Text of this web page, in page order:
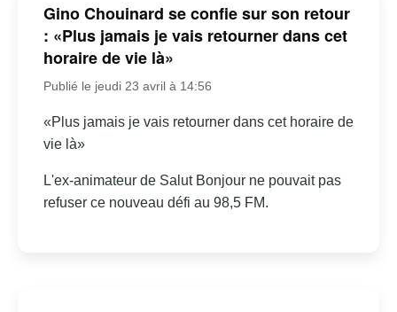
Gino Chouinard se confie sur son retour
: «Plus jamais je vais retourner dans cet
horaire de vie là»
Publié le jeudi 23 avril à 14:56
«Plus jamais je vais retourner dans cet horaire de
vie là»
L'ex-animateur de Salut Bonjour ne pouvait pas
refuser ce nouveau défi au 98,5 FM.